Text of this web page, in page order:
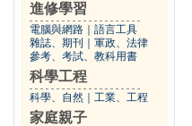
進修學習
電腦與網路
語言工具
雜誌、期刊
軍政、法律
參考、考試、教科用書
科學工程
科學、自然 工業、工程
家庭親子